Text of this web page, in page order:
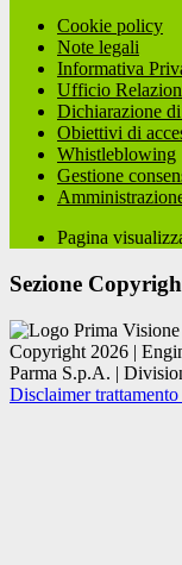
Cookie policy
Note legali
Informativa
Ufficio
Dichiarazione
Obiettivi di
Whistleblowing
Gestione
Pagina
Sezione
Copyright 2026 |
Parma S.p.A. |
Disclaimer